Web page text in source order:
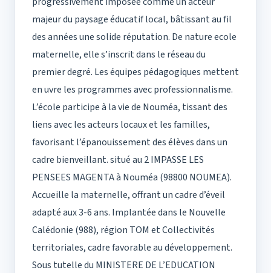
majeur du paysage éducatif local, bâtissant au fil
des années une solide réputation. De nature ecole
maternelle, elle s’inscrit dans le réseau du
premier degré. Les équipes pédagogiques mettent
en uvre les programmes avec professionnalisme.
L’école participe à la vie de Nouméa, tissant des
liens avec les acteurs locaux et les familles,
favorisant l’épanouissement des élèves dans un
cadre bienveillant. situé au 2 IMPASSE LES
PENSEES MAGENTA à Nouméa (98800 NOUMEA).
Accueille la maternelle, offrant un cadre d’éveil
adapté aux 3-6 ans. Implantée dans le Nouvelle
Calédonie (988), région TOM et Collectivités
territoriales, cadre favorable au développement.
Sous tutelle du MINISTERE DE L’EDUCATION